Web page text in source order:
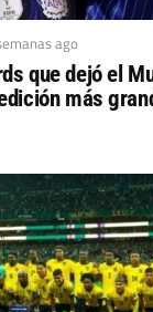
ago
que dejó el
más